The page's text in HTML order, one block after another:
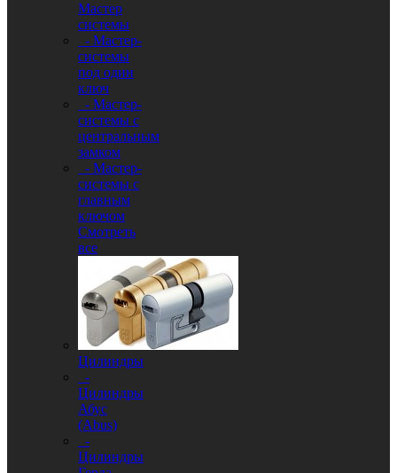
Мастер
системы
- Мастер-
системы
под один
ключ
- Мастер-
системы с
центральным
замком
- Мастер-
системы с
главным
ключом
Смотреть
все
Цилиндры
-
Цилиндры
Абус
(Abus)
-
Цилиндры